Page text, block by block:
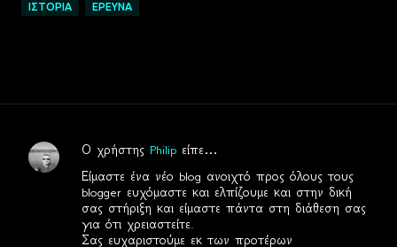
ΙΣΤΟΡΙΑ EΡΕΥΝΑ
Σ
Ο χρήστης Philip είπε…
Είμαστε ένα νέο blog ανοιχτό προς όλους τους
blogger ευχόμαστε και ελπίζουμε και στην δική
σας στήριξη και είμαστε πάντα στη διάθεση σας
για ότι χρειαστείτε.
Σας ευχαριστούμε εκ των προτέρων